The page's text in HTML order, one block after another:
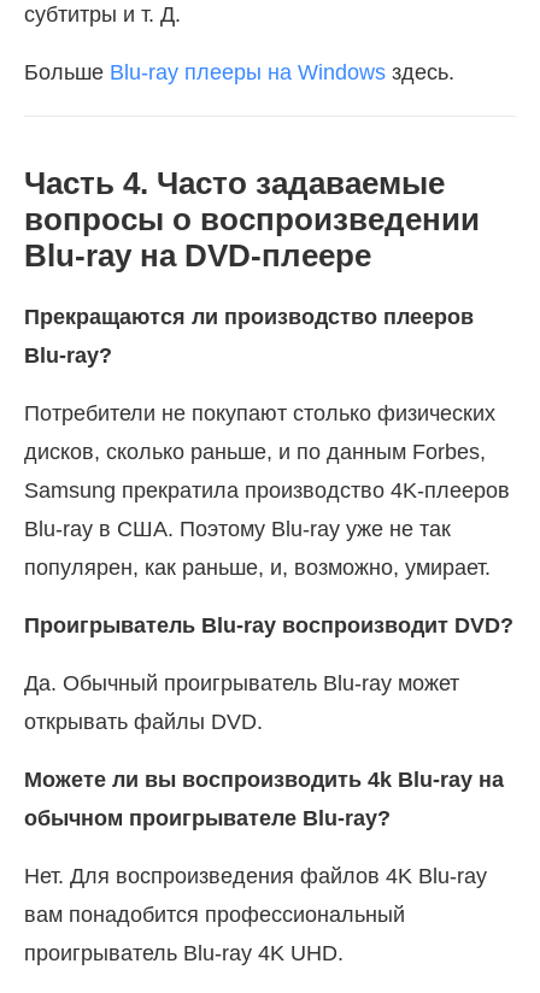
субтитры и т. Д.
Больше Blu-ray плееры на Windows здесь.
Часть 4. Часто задаваемые
вопросы о воспроизведении
Blu-ray на DVD-плеере
Прекращаются ли производство плееров
Blu-ray?
Потребители не покупают столько физических
дисков, сколько раньше, и по данным Forbes,
Samsung прекратила производство 4K-плееров
Blu-ray в США. Поэтому Blu-ray уже не так
популярен, как раньше, и, возможно, умирает.
Проигрыватель Blu-ray воспроизводит DVD?
Да. Обычный проигрыватель Blu-ray может
открывать файлы DVD.
Можете ли вы воспроизводить 4k Blu-ray на
обычном проигрывателе Blu-ray?
Нет. Для воспроизведения файлов 4K Blu-ray
вам понадобится профессиональный
проигрыватель Blu-ray 4K UHD.